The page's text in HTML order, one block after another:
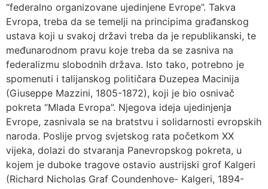
“federalno organizovane ujedinjene Evrope”. Takva
Evropa, treba da se temelji na principima građanskog
ustava koji u svakoj državi treba da je republikanski, te
međunarodnom pravu koje treba da se zasniva na
federalizmu slobodnih država. Isto tako, potrebno je
spomenuti i talijanskog političara Đuzepea Macinija
(Giuseppe Mazzini, 1805-1872), koji je bio osnivač
pokreta “Mlada Evropa”. Njegova ideja ujedinjenja
Evrope, zasnivala se na bratstvu i solidarnosti evropskih
naroda. Poslije prvog svjetskog rata početkom XX
vijeka, dolazi do stvaranja Panevropskog pokreta, u
kojem je duboke tragove ostavio austrijski grof Kalgeri
(Richard Nicholas Graf Coundenhove- Kalgeri, 1894-